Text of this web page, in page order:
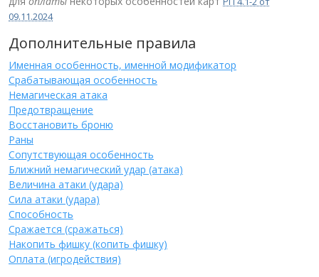
09.11.2024
Дополнительные правила
Именная особенность, именной модификатор
Срабатывающая особенность
Немагическая атака
Предотвращение
Восстановить броню
Раны
Сопутствующая особенность
Ближний немагический удар (атака)
Величина атаки (удара)
Сила атаки (удара)
Способность
Сражается (сражаться)
Накопить фишку (копить фишку)
Оплата (игродействия)